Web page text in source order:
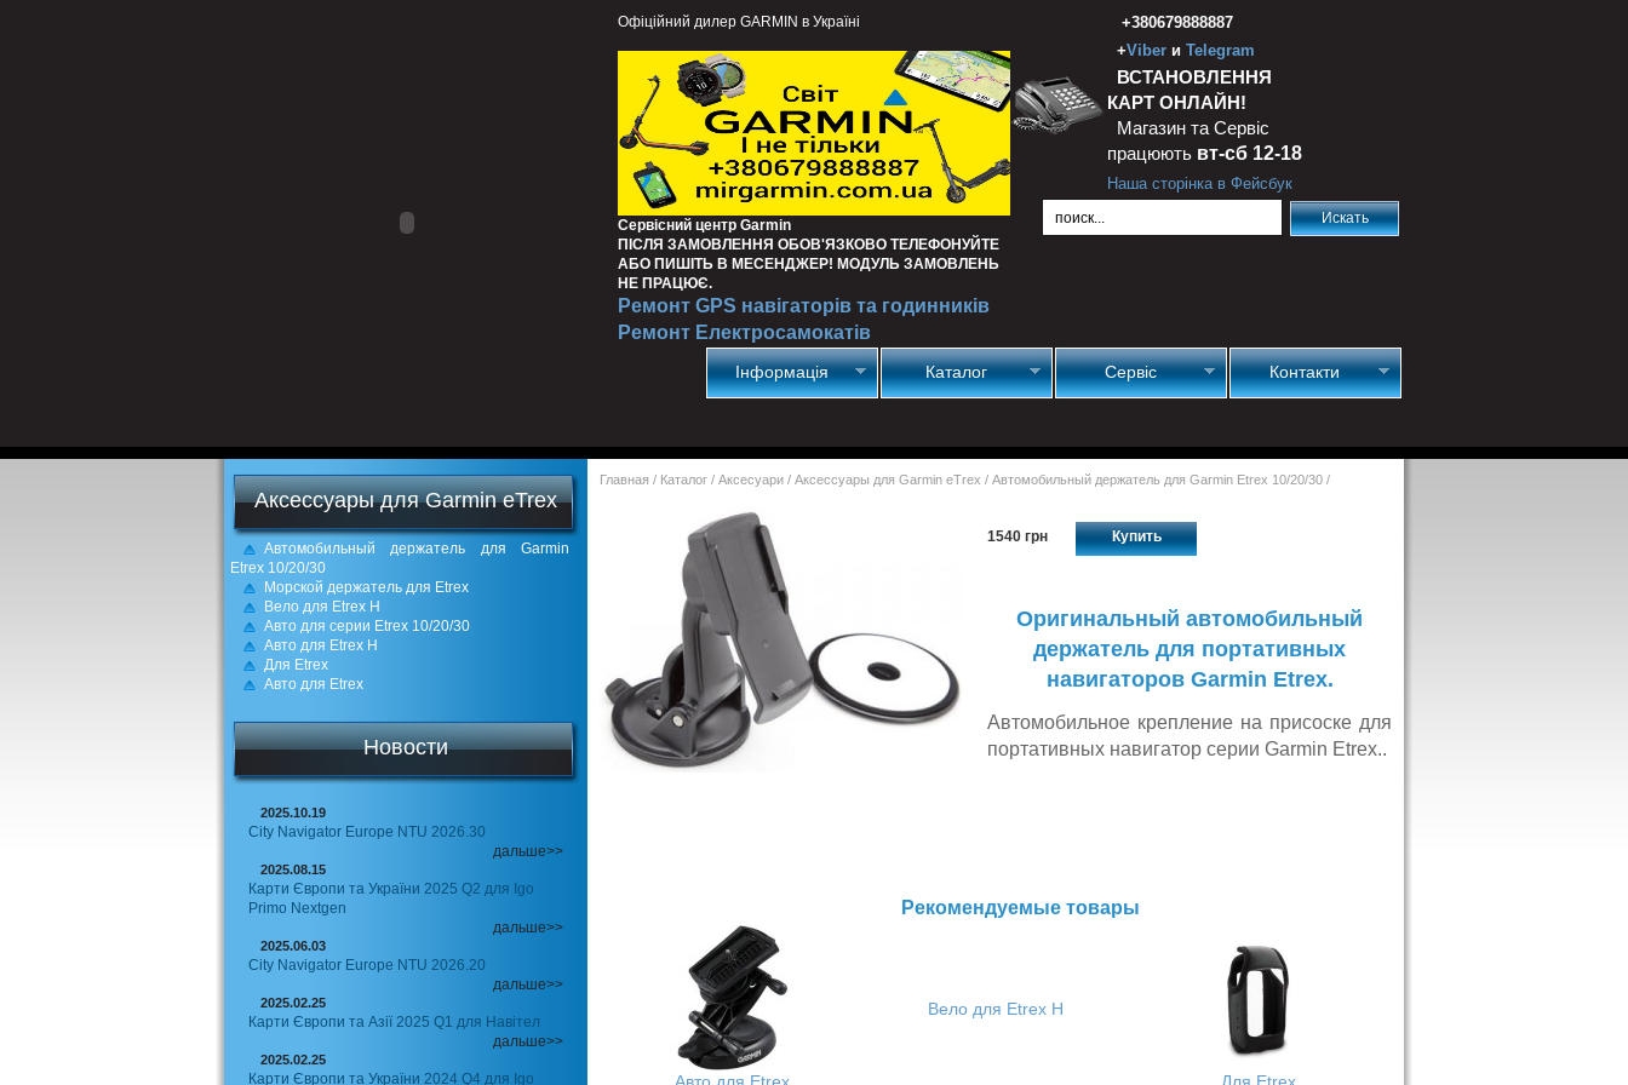
Офіційний дилер GARMIN в Україні
Сервісний центр Garmin
ПІСЛЯ ЗАМОВЛЕННЯ ОБОВ'ЯЗКОВО ТЕЛЕФОНУЙТЕ
АБО ПИШІТЬ В МЕСЕНДЖЕР! МОДУЛЬ ЗАМОВЛЕНЬ
НЕ ПРАЦЮЄ.
Ремонт GPS навігаторів та годинників
Ремонт Електросамокатів
+380679888887
+Viber и Telegram
ВСТАНОВЛЕННЯ
КАРТ ОНЛАЙН!
Магазин та Сервіс
працюють вт-сб 12-18
Наша сторінка в Фейсбук
Інформація Каталог Сервіс Контакти
Аксессуары для Garmin eTrex
Автомобильный держатель для Garmin
Etrex 10/20/30
Морской держатель для Etrex
Вело для Etrex H
Авто для серии Etrех 10/20/30
Авто для Etrex H
Для Etrex
Авто для Etrex
Новости
2025.10.19
City Navigator Europe NTU 2026.30
дальше>>
2025.08.15
Карти Європи та України 2025 Q2 для Igo
Primo Nextgen
дальше>>
2025.06.03
City Navigator Europe NTU 2026.20
дальше>>
2025.02.25
Карти Європи та Азії 2025 Q1 для Навітел
дальше>>
2025.02.25
Карти Європи та України 2024 Q4 для Igo
Главная / Каталог / Аксесуари / Аксессуары для Garmin eTrex / Автомобильный держатель для Garmin Etrex 10/20/30 /
1540 грн Купить
Оригинальный автомобильный
держатель для портативных
навигаторов Garmin Etrex.
Автомобильное крепление на присоске для
портативных навигатор серии Garmin Etrex..
Рекомендуемые товары
Вело для Etrex H